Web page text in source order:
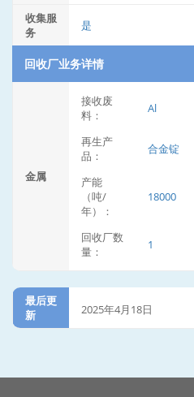
收集服
务
是
回收厂业务详情
金属
接收废
料：
Al
再生产
品：
合金锭
产能
（吨/
年）：
18000
回收厂数
量：
1
最后更
新
2025年4月18日